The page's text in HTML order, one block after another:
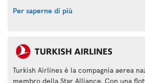
Per saperne di più
Turkish Airlines è la compagnia aerea
membro della Star Alliance. Con una